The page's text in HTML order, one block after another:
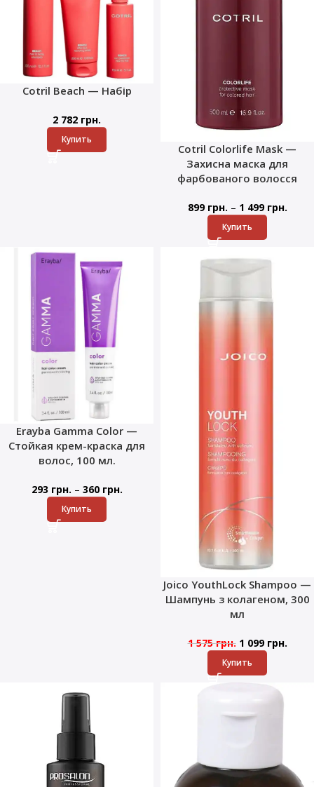
Cotril Beach — Набір
2 782 грн.
Купить
Cotril Colorlife Mask —
Захисна маска для
фарбованого волосся
899 грн. – 1 499 грн.
Купить
Erayba Gamma Color —
Стойкая крем-краска для
волос, 100 мл.
293 грн. – 360 грн.
Купить
Joico YouthLock Shampoo —
Шампунь з колагеном, 300
мл
1 575грн. 1 099 грн.
Купить